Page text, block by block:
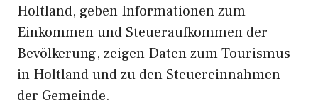
Holtland, geben Informationen zum
Einkommen und Steueraufkommen der
Bevölkerung, zeigen Daten zum Tourismus
in Holtland und zu den Steuereinnahmen
der Gemeinde.